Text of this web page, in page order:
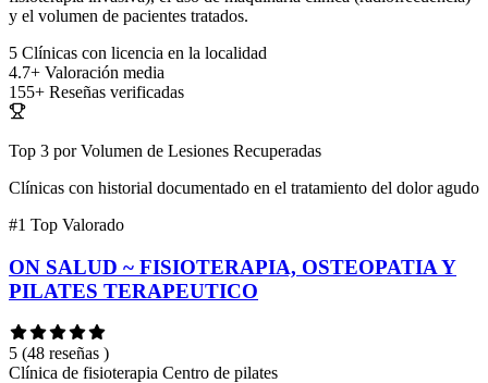
y el volumen de pacientes tratados.
5 Clínicas con licencia en la localidad
4.7+ Valoración media
155+ Reseñas verificadas
Top 3 por Volumen de Lesiones Recuperadas
Clínicas con historial documentado en el tratamiento del dolor agudo
#1 Top Valorado
ON SALUD ~ FISIOTERAPIA, OSTEOPATIA Y
PILATES TERAPEUTICO
5 (48 reseñas )
Clínica de fisioterapia Centro de pilates